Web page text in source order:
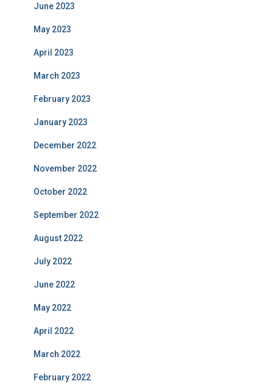
June 2023
May 2023
April 2023
March 2023
February 2023
January 2023
December 2022
November 2022
October 2022
September 2022
August 2022
July 2022
June 2022
May 2022
April 2022
March 2022
February 2022